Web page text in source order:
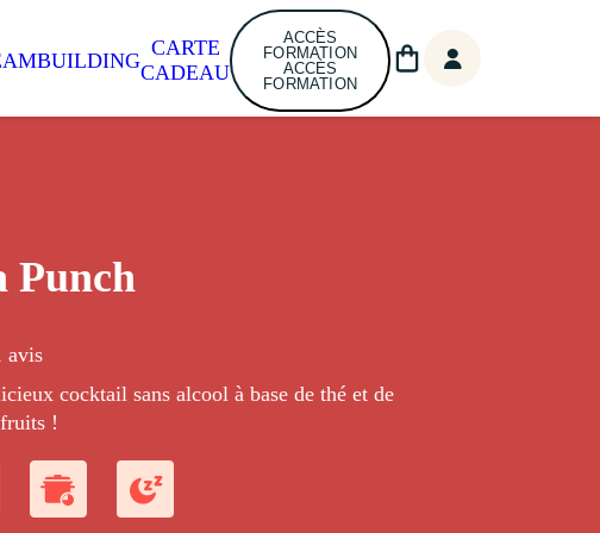
CARTE
CADEAU
ACCÈS
FORMATION
ACCÈS
FORMATION
Punch
avis
cocktail sans alcool à base de thé et de
!